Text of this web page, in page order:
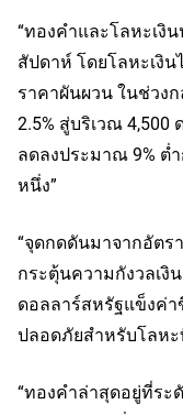
“ทองคำและโลหะเงิ
สัปดาห์ โดยโลหะเงิ
ราคาผันผวน ในช่วง
2.5% สู่บริเวณ
ลดลงประมาณ 9% ต่
หนึ่ง”
“จุดกดดันมาจากอัต
กระตุ้นความกังวลเงิ
ดอลลาร์สหรัฐแข็งค่
ปลอดภัยสำหรับโลห
“ทองคำล่าสุดอยู่ที่ระ